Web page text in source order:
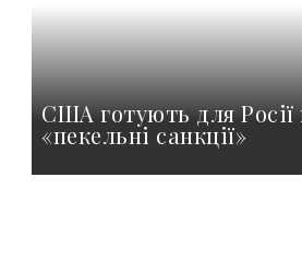
США готують для Росії
«пекельні санкції»